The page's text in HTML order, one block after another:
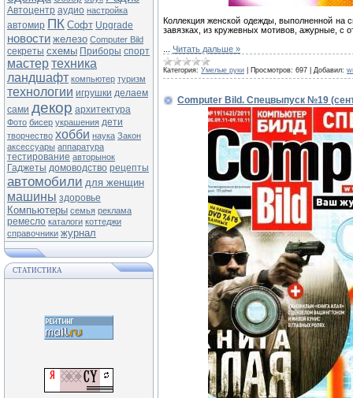
Автоцентр аудио настройка
автомир ПК Софт Upgrade
новости железо Computer Bild
секреты схемы Приборы спорт
мастертехника
ландшафт компьютер туризм
технологии игрушки делаем
сами декор архитектура
Фото бисер украшения дети
творчество хобби наука Закон
аксессуары аппаратура
тестирование авторынок
Гаджеты домоводство рецепты
автомобили для женщин
машины здоровье
Компьютеры семья реклама
ремесло каталоги коттеджи
справочники журнал
СТАТИСТИКА
Коллекция женской одежды, выполненной на
завязках, из кружевных мотивов, ажурные, с
Читать дальше »
Категория: Умелые руки Просмотров: 697 Добавил:
Computer Bild. Спецвыпуск №19